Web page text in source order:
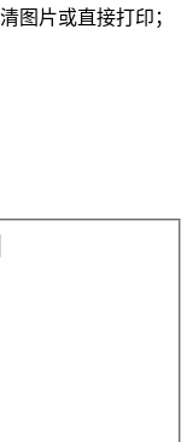
图片或直接打印；